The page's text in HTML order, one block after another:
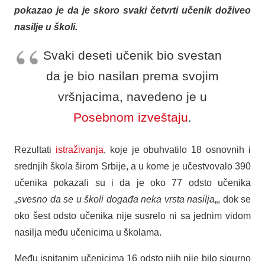
pokazao je da je skoro svaki četvrti učenik doživeo
nasilje u školi.
Svaki deseti učenik bio svestan
da je bio nasilan prema svojim
vršnjacima, navedeno je u
Posebnom izveštaju.
Rezultati istraživanja, koje je obuhvatilo 18 osnovnih i
srednjih škola širom Srbije, a u kome je učestvovalo 390
učenika pokazali su i da je oko 77 odsto učenika
„svesno da se u školi događa neka vrsta nasilja„, dok se
oko šest odsto učenika nije susrelo ni sa jednim vidom
nasilja među učenicima u školama.
Među ispitanim učenicima 16 odsto njih nije bilo sigurno